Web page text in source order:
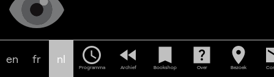
en fr nl schedule
Programma
fast_rewind
Archief
bookmark
Bookshop
help_center
Over
location_on
Bezoek